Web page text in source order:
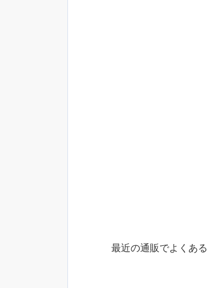
最近の通販でよくある